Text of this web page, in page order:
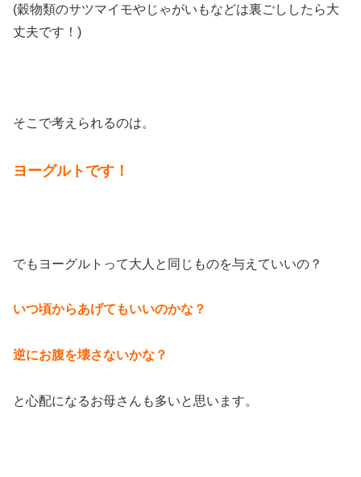
(穀物類のサツマイモやじゃがいもなどは裏ごししたら大
丈夫です！)
そこで考えられるのは。
ヨーグルトです！
でもヨーグルトって大人と同じものを与えていいの？
いつ頃からあげてもいいのかな？
逆にお腹を壊さないかな？
と心配になるお母さんも多いと思います。